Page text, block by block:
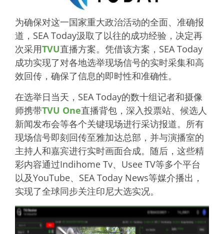
为确保对这一国家重大政治活动的全面、准确报
道，SEA Today汲取了以往的成功经验，决定再
次采用TVU直播方案。凭借该方案，SEA Today
成功实现了对各地选举现场信号的实时采集和高
效回传，确保了信息的即时性和准确性。
在选举日当天，SEA Today的数十组记者和摄像
师携带TVU One直播背包，深入投票站、候选人
新闻发布会等各个关键现场进行采访报道。所有
现场信号即刻回传至雅加达总部，并与演播室的
主持人和嘉宾进行实时画面合成。随后，这些精
彩内容通过Indihome Tv、Usee TV等多个平台
以及YouTube、SEA Today News等媒介播出，
实现了全球同步关注印尼大选实况。